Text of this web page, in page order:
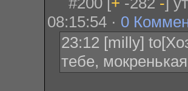
08:15:54 · 0
23:12 [milly]
тебе, мокренькая